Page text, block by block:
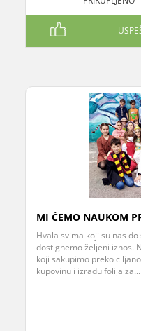
MI ĆEMO NAUKOM
Hvala svima koji su nas
dostignemo željeni iznos.
koji sakupimo preko
kupovinu i izradu folija za...